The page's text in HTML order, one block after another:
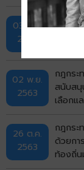
03 พ.ย.
2563
กฎกระ
02 พ.ย.
2563
กฎกระ
สนับสนุ
เลือกแ
26 ต.ค.
2563
กฎกระ
ด้วยกา
ท้องถิ่น